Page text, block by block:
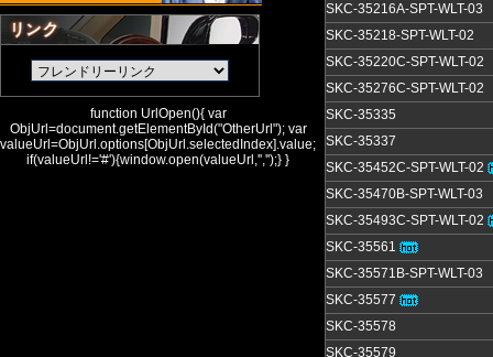
function UrlOpen(){ var
ObjUrl=document.getElementById("OtherUrl"); var
valueUrl=ObjUrl.options[ObjUrl.selectedIndex].value;
if(valueUrl!='#'){window.open(valueUrl,'','');} }
SKC-35216A-SPT-WLT-03
SKC-35218-SPT-WLT-02
SKC-35220C-SPT-WLT-02
SKC-35276C-SPT-WLT-02
SKC-35335
SKC-35337
SKC-35452C-SPT-WLT-02
SKC-35470B-SPT-WLT-03
SKC-35493C-SPT-WLT-02
SKC-35561
SKC-35571B-SPT-WLT-03
SKC-35577
SKC-35578
SKC-35579